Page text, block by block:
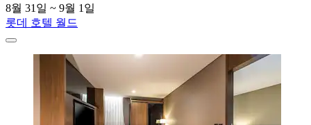
8월 31일 ~ 9월 1일
롯데 호텔 월드